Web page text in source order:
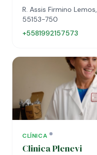
R. Assis Firmino
55153-750
+5581992157573
CLÍNICA
Clinica Plenevi